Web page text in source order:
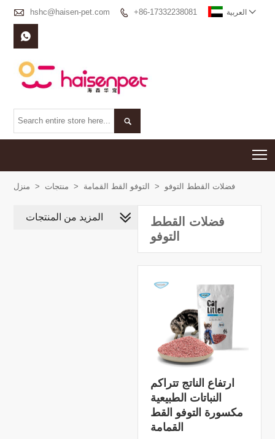
 hshc@haisen-pet.com  +86-17332238081 العربية 


منزل > منتجات > التوفو القط القمامة > فضلات القطط التوفو
فضلات القطط
التوفو
ارتفاع الناتج تتراكم
النباتات الطبيعية
مكسورة التوفو القط
القمامة
المزيد من المنتجات